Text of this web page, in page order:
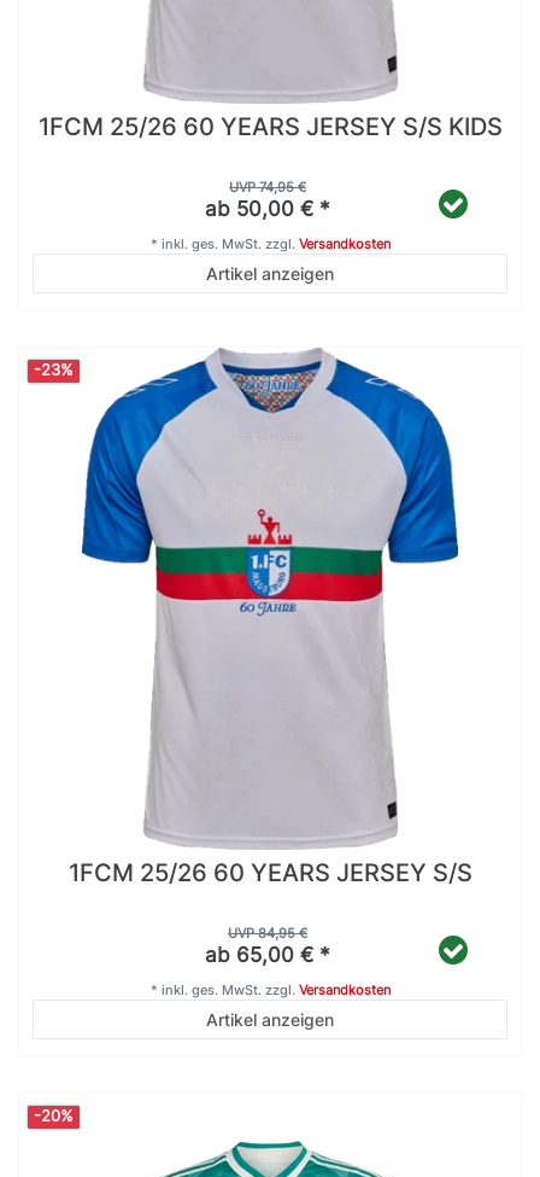
1FCM 25/26 60 YEARS JERSEY S/S KIDS
UVP 74,95 €
ab 50,00 € *
Artikel anzeigen
* inkl. ges. MwSt.zzgl. Versandkosten
-23%
1FCM 25/26 60 YEARS JERSEY S/S
UVP 84,95 €
ab 65,00 € *
Artikel anzeigen
* inkl. ges. MwSt.zzgl. Versandkosten
-20%